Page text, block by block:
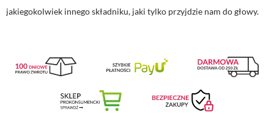
jakiegokolwiek innego składniku, jaki tylko przyjdzie nam do głowy.